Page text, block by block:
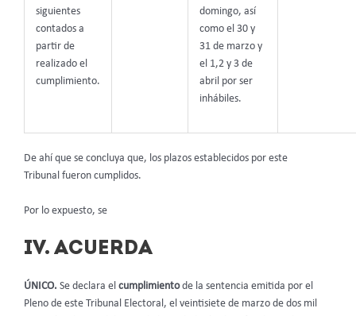
siguientes
contados a
partir de
realizado el
cumplimiento.
domingo, así
como el 30 y
31 de marzo y
el 1,2 y 3 de
abril por ser
inhábiles.
De ahí que se concluya que, los plazos establecidos por este
Tribunal fueron cumplidos.
Por lo expuesto, se
IV. ACUERDA
ÚNICO. Se declara el cumplimientode la sentencia emitida por el
Pleno de este Tribunal Electoral, el veintisiete de marzo de dos mil